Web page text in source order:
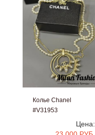
Колье Chanel
#V31953
Цена: